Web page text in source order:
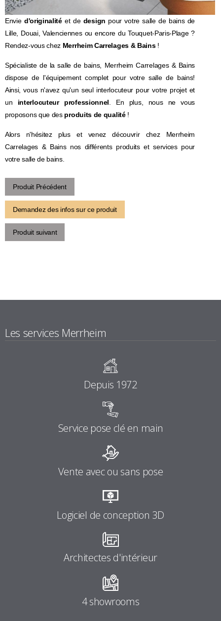
Envie d'originalitéet de design pour votre salle de bains de
Lille, Douai, Valenciennes ou encore du Touquet-Paris-Plage ?
Rendez-vous chez Merrheim Carrelages & Bains !
Spécialiste de la salle de bains, Merrheim Carrelages & Bains
dispose de l'équipement complet pour votre salle de bains!
Ainsi, vous n'avez qu'un seul interlocuteur pour votre projet et
un interlocuteur professionnel . En plus, nous ne vous
proposons que desproduits de qualité!
Alors n'hésitez plus et venez découvrir chez Merrheim
Carrelages & Bains nos différents produits et services pour
votre salle de bains.
Produit Précédent
Demandez des infos sur ce produit
Produit suivant
Les services Merrheim
Depuis 1972
Service pose clé en main
Vente avec ou sans pose
Logiciel de conception 3D
Architectes d'intérieur
4 showrooms